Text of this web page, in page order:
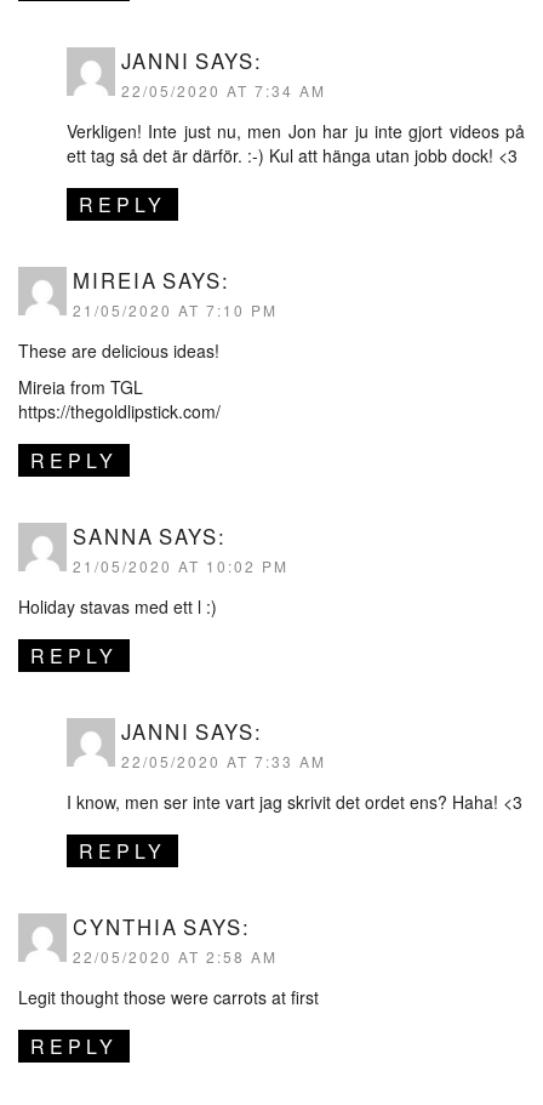
JANNI SAYS:
22/05/2020 AT 7:34 AM
Verkligen! Inte just nu, men Jon har ju inte gjort videos på
ett tag så det är därför. :-) Kul att hänga utan jobb dock! <3
REPLY
MIREIA SAYS:
21/05/2020 AT 7:10 PM
These are delicious ideas!
Mireia from TGL
https://thegoldlipstick.com/
REPLY
SANNA SAYS:
21/05/2020 AT 10:02 PM
Holiday stavas med ett l :)
REPLY
JANNI SAYS:
22/05/2020 AT 7:33 AM
I know, men ser inte vart jag skrivit det ordet ens? Haha! <3
REPLY
CYNTHIA SAYS:
22/05/2020 AT 2:58 AM
Legit thought those were carrots at first
REPLY